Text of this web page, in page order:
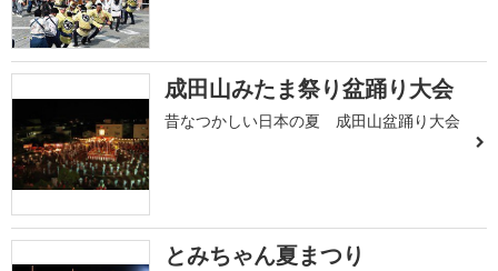
成田山みたま祭り盆踊り大会
昔なつかしい日本の夏 成田山盆踊り大会
とみちゃん夏まつり